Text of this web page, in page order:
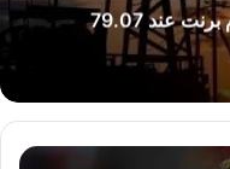
أسعار النفط تتراجع عالميًا.. خام برنت عند 79.07